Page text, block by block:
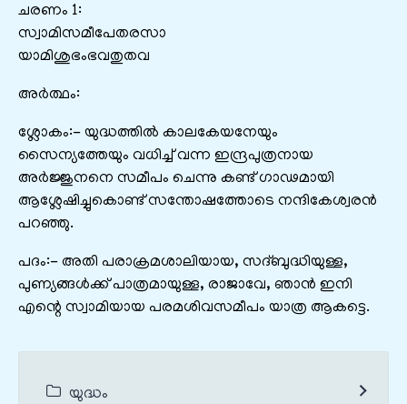
ചരണം 1:
സ്വാമിസമീപേതരസാ
യാമിശുഭംഭവതുതവ
അർത്ഥം:
ശ്ലോകം:- യുദ്ധത്തിൽ കാലകേയനേയും
സൈന്യത്തേയും വധിച്ച് വന്ന ഇന്ദ്രപുത്രനായ
അർജ്ജുനനെ സമീപം ചെന്നു കണ്ട് ഗാഢമായി
ആശ്ലേഷിച്ചുകൊണ്ട് സന്തോഷത്തോടെ നന്ദികേശ്വരൻ
പറഞ്ഞു.
പദം:- അതി പരാക്രമശാലിയായ, സദ്ബുദ്ധിയുള്ള,
പുണ്യങ്ങൾക്ക് പാത്രമായുള്ള, രാജാവേ, ഞാൻ ഇനി
എന്റെ സ്വാമിയായ പരമശിവസമീപം യാത്ര ആകട്ടെ.
യുദ്ധം